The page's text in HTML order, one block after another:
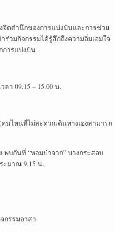
จิตสำนึกของการแบ่งปันและการช่วย
ร่วมกิจกรรมได้รู้สึกถึงความอิ่มเอมใจ
การแบ่งปัน
ลา 09.15 – 15.00 น.
นไหนที่ไม่สะดวกเดินทางเองสามารถ
พบกันที่ “หอมป่าจาก” บางกระสอบ
ะมาณ 9.15 น.
กรรมอาสา